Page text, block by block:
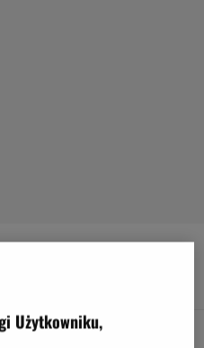
Lyon: 46%.
Użytkowniku,